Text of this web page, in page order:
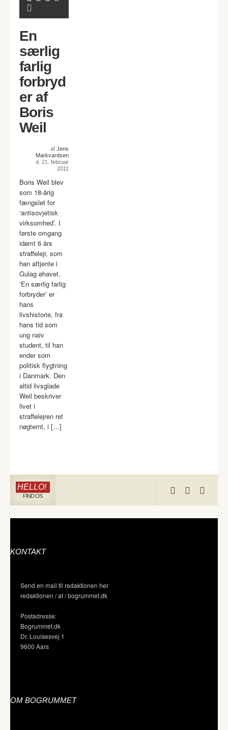
En
særlig
farlig
forbryd
er af
Boris
Weil
af Jens
Markvardsen
d. 21. februar
2011
Boris Weil blev
som 18-årig
fængslet for
‘antisovjetisk
virksomhed’. I
første omgang
idømt 6 års
straffelejr, som
han aftjente i
Gulag øhavet.
‘En særlig farlig
forbryder’ er
hans
livshistorie, fra
hans tid som
ung naiv
student, til han
ender som
politisk flygtning
i Danmark. Den
altid livsglade
Weil beskriver
livet i
straffelejren ret
nøgternt, i […]
HELLO!
FIND OS
KONTAKT
Send en mail til redaktionen her
redaktionen / at / bogrummet.dk
Postadresse:
Bogrummet.dk
Dr. Louisesvej 1
9600 Aars
OM BOGRUMMET